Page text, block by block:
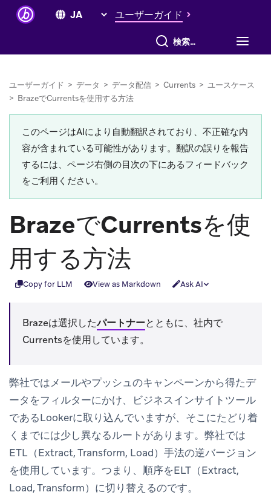
ユーザーガイド
すべて検索
ユーザーガイド > データ > データ配信 > Currents > ユースケース
> BrazeでCurrentsを使用する方法
このページはAIにより自動翻訳されており、不正確な内
容が含まれている可能性があります。翻訳の誤りを報告
するには、ページ右側の目次の下にあるフィードバック
をご利用ください。
BrazeでCurrentsを使
用する方法
Copy for LLM View as Markdown Ask AI
Brazeは選択したパートナーとともに、社内で
Currentsを使用しています。
弊社ではメールやプッシュのキャンペーンから得たデ
ータをフィルターにかけ、ビジネスインサイトツール
であるLookerに取り込んでいますが、そこにたどり着
くまでには少し異なるルートがあります。弊社では
ETL（Extract, Transform, Load）手法の逆バージョン
を使用しています。つまり、順序をELT（Extract,
Load, Transform）に切り替えるのです。